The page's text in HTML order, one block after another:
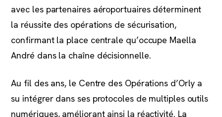
avec les partenaires aéroportuaires déterminent
la réussite des opérations de sécurisation,
confirmant la place centrale qu’occupe Maella
André dans la chaîne décisionnelle.
Au fil des ans, le Centre des Opérations d’Orly a
su intégrer dans ses protocoles de multiples outils
numériques, améliorant ainsi la réactivité. La